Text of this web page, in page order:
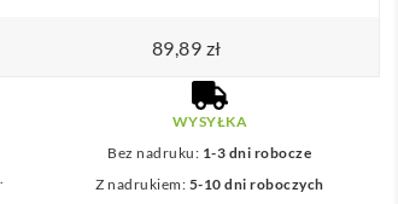
89,89 zł
WYSYŁKA
Bez nadruku: 1-3 dni robocze
Z nadrukiem: 5-10 dni roboczych